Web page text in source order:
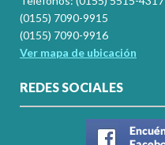
(0155) 7090-9915
(0155) 7090-9916
Ver mapa de ubicación
REDES SOCIALES